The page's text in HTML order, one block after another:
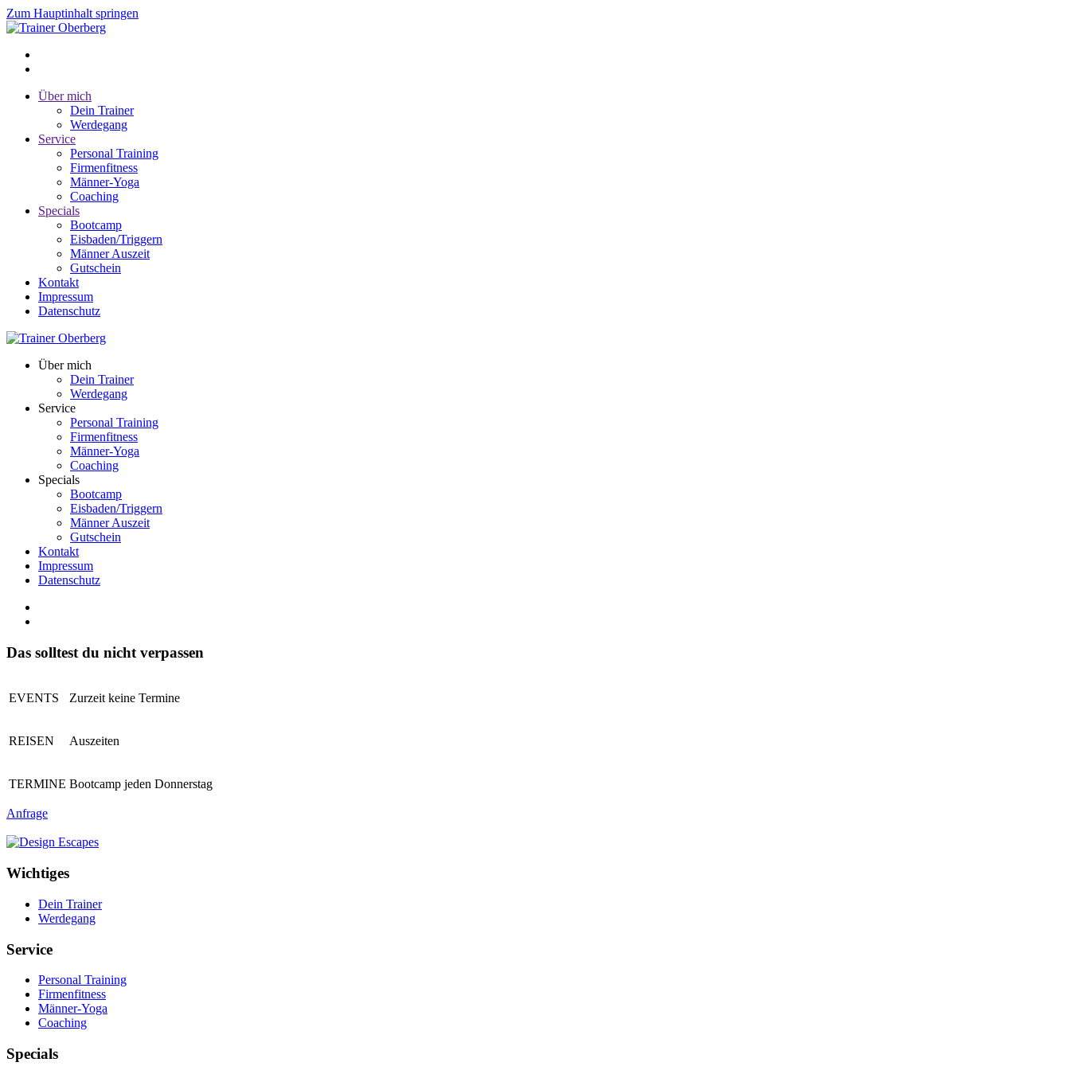
Zum Hauptinhalt springen
Über mich
Dein Trainer
Werdegang
Service
Personal Training
Firmenfitness
Männer-Yoga
Coaching
Specials
Bootcamp
Eisbaden/Triggern
Männer Auszeit
Gutschein
Kontakt
Impressum
Datenschutz
Über mich
Dein Trainer
Werdegang
Service
Personal Training
Firmenfitness
Männer-Yoga
Coaching
Specials
Bootcamp
Eisbaden/Triggern
Männer Auszeit
Gutschein
Kontakt
Impressum
Datenschutz
Das solltest du nicht verpassen
EVENTS Zurzeit keine Termine
REISEN Auszeiten
TERMINE Bootcamp jeden Donnerstag
Anfrage
Wichtiges
Dein Trainer
Werdegang
Service
Personal Training
Firmenfitness
Männer-Yoga
Coaching
Specials